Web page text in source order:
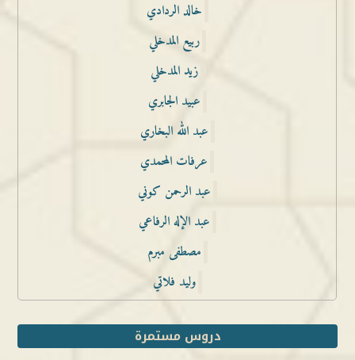
خالد الردادي
ربيع المدخلي
زيد المدخلي
عبيد الجابري
عبد الله البخاري
عرفات المحمدي
عبد الرحمن كوني
عبد الإله الرفاعي
مصطفى مبرم
وليد فلاتي
دروس مستمرة